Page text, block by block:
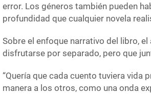
error. Los géneros también pueden
profundidad que cualquier novela
Sobre el enfoque narrativo del libro,
disfrutarse por separado, pero que
“Quería que cada cuento tuviera vida
manera a los otros, como una onda